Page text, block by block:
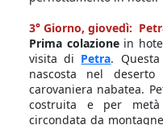
3° Giorno, giovedì:
Prima colazionein
visita di Petra.
nascosta nel
carovaniera nabatea.
costruita e per
circondata da